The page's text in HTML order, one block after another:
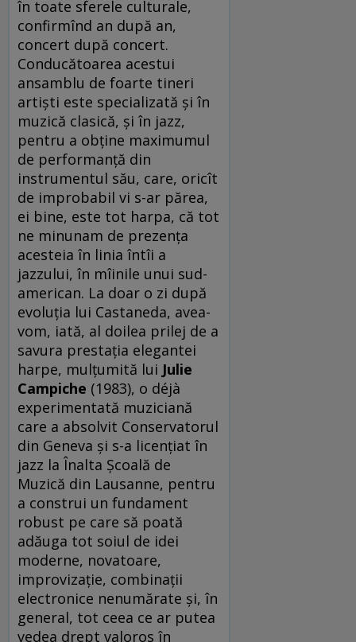
în toate sferele culturale,
confirmînd an după an,
concert după concert.
Conducătoarea acestui
ansamblu de foarte tineri
artiști este specializată și în
muzică clasică, și în jazz,
pentru a obține maximumul
de performanță din
instrumentul său, care, oricît
de improbabil vi s-ar părea,
ei bine, este tot harpa, că tot
ne minunam de prezența
acesteia în linia întîi a
jazzului, în mîinile unui sud-
american. La doar o zi după
evoluția lui Castaneda, avea-
vom, iată, al doilea prilej de a
savura prestația elegantei
harpe, mulțumită lui Julie
Campiche (1983), o déjà
experimentată muziciană
care a absolvit Conservatorul
din Geneva și s-a licențiat în
jazz la Înalta Școală de
Muzică din Lausanne, pentru
a construi un fundament
robust pe care să poată
adăuga tot soiul de idei
moderne, novatoare,
improvizație, combinații
electronice nenumărate și, în
general, tot ceea ce ar putea
vedea drept valoros în